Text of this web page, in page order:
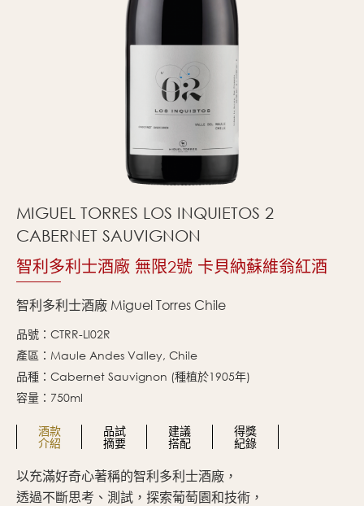
MIGUEL TORRES LOS INQUIETOS 2
CABERNET SAUVIGNON
智利多利士酒廠 無限2號 卡貝納蘇維翁紅酒
智利多利士酒廠 Miguel Torres Chile
品號：CTRR-LI02R
產區：Maule Andes Valley, Chile
品種：Cabernet Sauvignon (種植於1905年)
容量：750ml
酒款
介紹
品試
摘要
建議
搭配
得獎
紀錄
以充滿好奇心著稱的智利多利士酒廠，
透過不斷思考、測試，探索葡萄園和技術，